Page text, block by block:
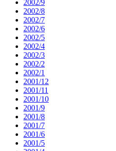
2002/9
2002/8
2002/7
2002/6
2002/5
2002/4
2002/3
2002/2
2002/1
2001/12
2001/11
2001/10
2001/9
2001/8
2001/7
2001/6
2001/5